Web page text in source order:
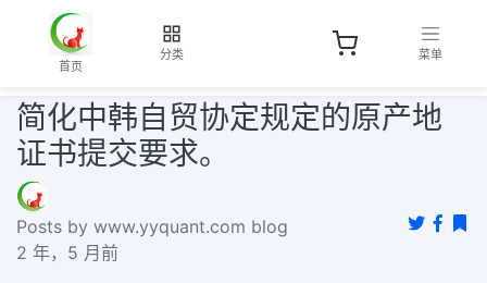
首页
分类 菜单
简化中韩自贸协定规定的原产地
证书提交要求。
Posts by www.yyquant.com blog
2 年，5 月前